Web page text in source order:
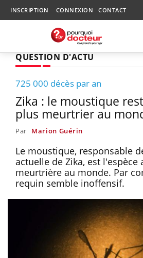
INSCRIPTION CONNEXION CONTACT
QUESTION D'ACTU
725 000 décès par an
Zika : le moustique
plus meurtrier au
Par Marion Guérin
Le moustique, responsable
actuelle de Zika, est l'espèce
meurtrière au monde. Par
requin semble inoffensif.